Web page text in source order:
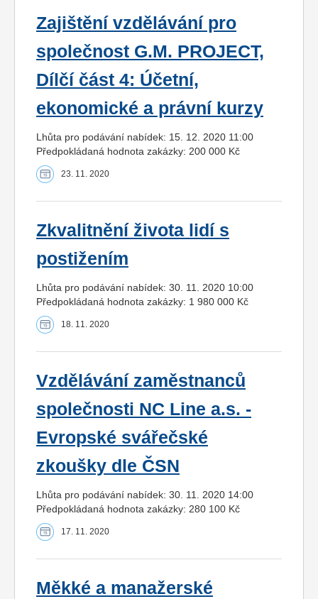
Zajištění vzdělávání pro
společnost G.M. PROJECT,
Dílčí část 4: Účetní,
ekonomické a právní kurzy
Lhůta pro podávání nabídek: 15. 12. 2020 11:00
Předpokládaná hodnota zakázky: 200 000 Kč
23. 11. 2020
Zkvalitnění života lidí s
postižením
Lhůta pro podávání nabídek: 30. 11. 2020 10:00
Předpokládaná hodnota zakázky: 1 980 000 Kč
18. 11. 2020
Vzdělávání zaměstnanců
společnosti NC Line a.s. -
Evropské svářečské
zkoušky dle ČSN
Lhůta pro podávání nabídek: 30. 11. 2020 14:00
Předpokládaná hodnota zakázky: 280 100 Kč
17. 11. 2020
Měkké a manažerské